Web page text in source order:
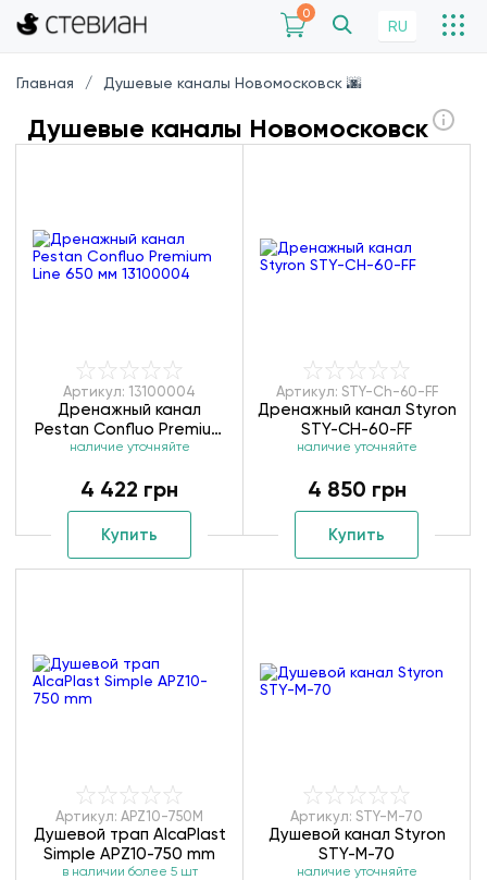
0
RU
Главная Душевые каналы Новомосковск 🌆
Душевые каналы Новомосковск
Артикул: 13100004
Дренажный канал
Pestan Confluo Premium
Line 650 мм 13100004
наличие уточняйте
4 422 грн
Купить
Артикул: STY-Ch-60-FF
Дренажный канал Styron
STY-CH-60-FF
наличие уточняйте
4 850 грн
Купить
Артикул: APZ10-750M
Душевой трап AlcaPlast
Simple APZ10-750 mm
в наличии более 5 шт
Артикул: STY-M-70
Душевой канал Styron
STY-M-70
наличие уточняйте